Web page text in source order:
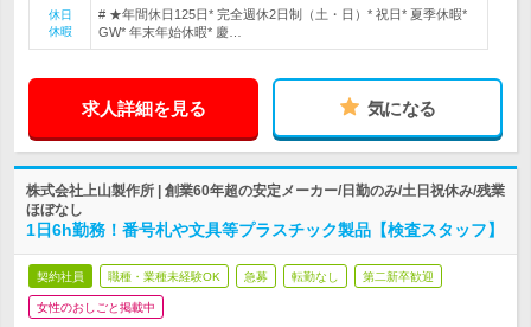
休日
休暇
# ★年間休日125日* 完全週休2日制（土・日）* 祝日* 夏季休暇*
GW* 年末年始休暇* 慶…
求人詳細を見る 気になる
株式会社上山製作所 | 創業60年超の安定メーカー/日勤のみ/土日祝休み/残業
ほぼなし
1日6h勤務！番号札や文具等プラスチック製品【検査スタッフ】
契約社員 職種・業種未経験OK 急募 転勤なし 第二新卒歓迎
女性のおしごと掲載中